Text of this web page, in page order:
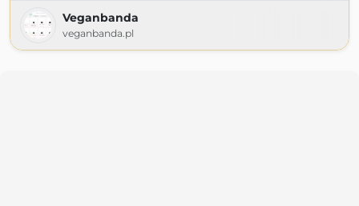
Veganbanda
veganbanda.pl